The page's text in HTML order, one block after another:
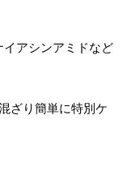
イアシンアミドなど
ざり簡単に特別ケ